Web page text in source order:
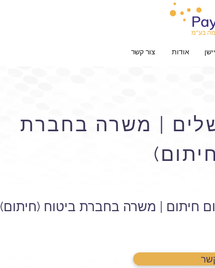
אודות צור קשר
| משרה בחברת
חיתום | משרה בחברת ביטוח (חיתום)